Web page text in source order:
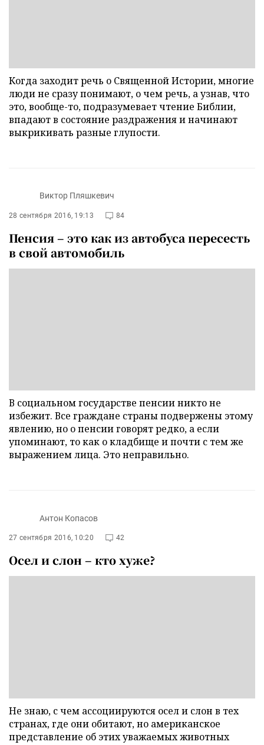
Когда заходит речь о Священной Истории, многие
люди не сразу понимают, о чем речь, а узнав, что
это, вообще-то, подразумевает чтение Библии,
впадают в состояние раздражения и начинают
выкрикивать разные глупости.
Виктор Пляшкевич
28 сентября 2016, 19:13 84
Пенсия – это как из автобуса пересесть
в свой автомобиль
В социальном государстве пенсии никто не
избежит. Все граждане страны подвержены этому
явлению, но о пенсии говорят редко, а если
упоминают, то как о кладбище и почти с тем же
выражением лица. Это неправильно.
Антон Копасов
27 сентября 2016, 10:20 42
Осел и слон – кто хуже?
Не знаю, с чем ассоциируются осел и слон в тех
странах, где они обитают, но американское
представление об этих уважаемых животных